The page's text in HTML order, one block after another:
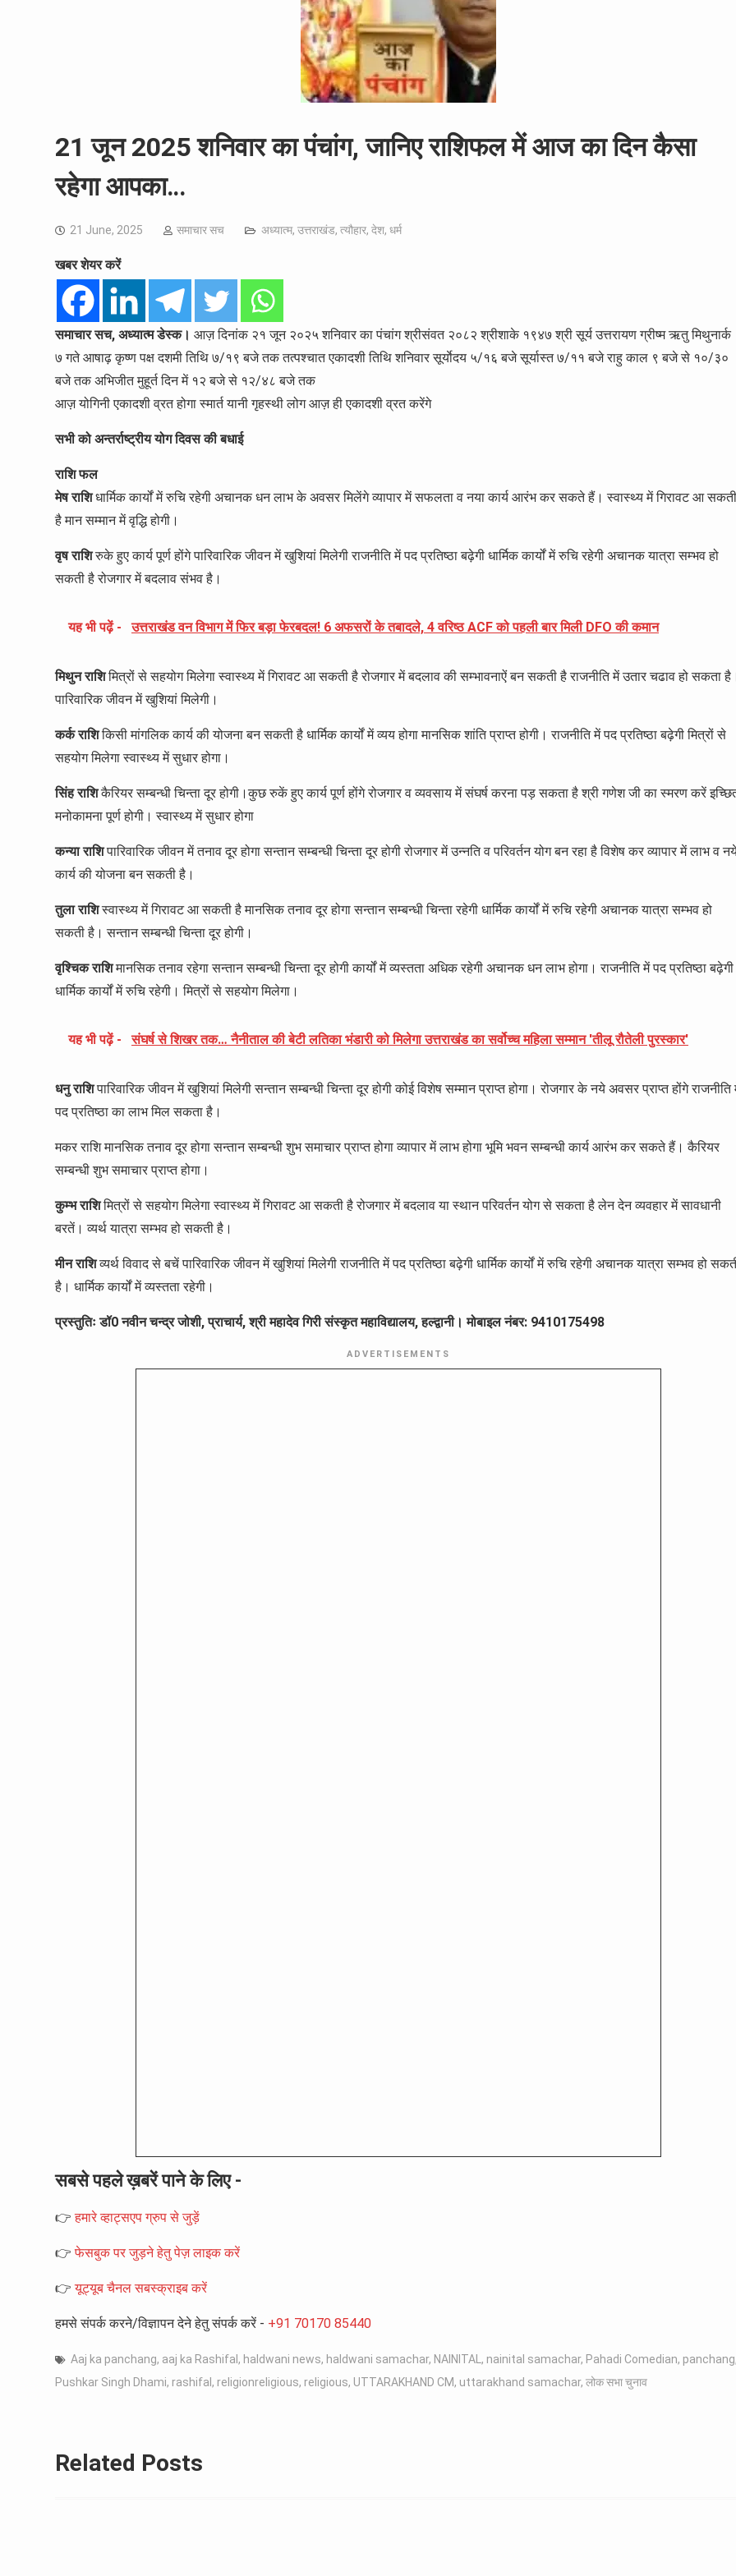
21 जून 2025 शनिवार का पंचांग, जानिए राशिफल में आज का दिन कैसा
रहेगा आपका…
21 June, 2025 समाचार सच अध्यात्म, उत्तराखंड, त्यौहार, देश, धर्म
खबर शेयर करें
समाचार सच, अध्यात्म डेस्क। आज़ दिनांक २१ जून २०२५ शनिवार का पंचांग श्रीसंवत २०८२ श्रीशाके १९४७ श्री सूर्य उत्तरायण ग्रीष्म ऋतु मिथुनार्क
७ गते आषाढ़ कृष्ण पक्ष दशमी तिथि ७/१९ बजे तक तत्पश्चात एकादशी तिथि शनिवार सूर्याेदय ५/१६ बजे सूर्यास्त ७/११ बजे राहु काल ९ बजे से १०/३०
बजे तक अभिजीत मुहूर्त दिन में १२ बजे से १२/४८ बजे तक
आज़ योगिनी एकादशी व्रत होगा स्मार्त यानी गृहस्थी लोग आज़ ही एकादशी व्रत करेंगे
सभी को अन्तर्राष्ट्रीय योग दिवस की बधाई
राशि फल
मेष राशिधार्मिक कार्यों में रुचि रहेगी अचानक धन लाभ के अवसर मिलेंगे व्यापार में सफलता व नया कार्य आरंभ कर सकते हैं। स्वास्थ्य में गिरावट आ सकती
है मान सम्मान में वृद्धि होगी।
वृष राशिरुके हुए कार्य पूर्ण होंगे पारिवारिक जीवन में खुशियां मिलेगी राजनीति में पद प्रतिष्ठा बढ़ेगी धार्मिक कार्यों में रुचि रहेगी अचानक यात्रा सम्भव हो
सकती है रोजगार में बदलाव संभव है।
यह भी पढ़ें - उत्तराखंड वन विभाग में फिर बड़ा फेरबदल! 6 अफसरों के तबादले, 4 वरिष्ठ ACF को पहली बार मिली DFO की कमान
मिथुन राशिमित्रों से सहयोग मिलेगा स्वास्थ्य में गिरावट आ सकती है रोजगार में बदलाव की सम्भावनाऐं बन सकती है राजनीति में उतार चढाव हो सकता
पारिवारिक जीवन में खुशियां मिलेगी।
कर्क राशिकिसी मांगलिक कार्य की योजना बन सकती है धार्मिक कार्यों में व्यय होगा मानसिक शांति प्राप्त होगी। राजनीति में पद प्रतिष्ठा बढ़ेगी मित्रों से
सहयोग मिलेगा स्वास्थ्य में सुधार होगा।
सिंह राशिकैरियर सम्बन्धी चिन्ता दूर होगी।कुछ रुकें हुए कार्य पूर्ण होंगे रोजगार व व्यवसाय में संघर्ष करना पड़ सकता है श्री गणेश जी का स्मरण करें
मनोकामना पूर्ण होगी। स्वास्थ्य में सुधार होगा
कन्या राशिपारिवारिक जीवन में तनाव दूर होगा सन्तान सम्बन्धी चिन्ता दूर होगी रोजगार में उन्नति व परिवर्तन योग बन रहा है विशेष कर व्यापार में लाभ व
कार्य की योजना बन सकती है।
तुला राशिस्वास्थ्य में गिरावट आ सकती है मानसिक तनाव दूर होगा सन्तान सम्बन्धी चिन्ता रहेगी धार्मिक कार्यों में रुचि रहेगी अचानक यात्रा सम्भव हो
सकती है। सन्तान सम्बन्धी चिन्ता दूर होगी।
वृश्चिक राशिमानसिक तनाव रहेगा सन्तान सम्बन्धी चिन्ता दूर होगी कार्यों में व्यस्तता अधिक रहेगी अचानक धन लाभ होगा। राजनीति में पद प्रतिष्ठा बढ़ेगी
धार्मिक कार्यों में रुचि रहेगी। मित्रों से सहयोग मिलेगा।
यह भी पढ़ें - संघर्ष से शिखर तक… नैनीताल की बेटी लतिका भंडारी को मिलेगा उत्तराखंड का सर्वोच्च महिला सम्मान 'तीलू रौतेली पुरस्कार'
धनु राशिपारिवारिक जीवन में खुशियां मिलेगी सन्तान सम्बन्धी चिन्ता दूर होगी कोई विशेष सम्मान प्राप्त होगा। रोजगार के नये अवसर प्राप्त होंगे राजनीति
पद प्रतिष्ठा का लाभ मिल सकता है।
मकर राशि मानसिक तनाव दूर होगा सन्तान सम्बन्धी शुभ समाचार प्राप्त होगा व्यापार में लाभ होगा भूमि भवन सम्बन्धी कार्य आरंभ कर सकते हैं। कैरियर
सम्बन्धी शुभ समाचार प्राप्त होगा।
कुम्भ राशिमित्रों से सहयोग मिलेगा स्वास्थ्य में गिरावट आ सकती है रोजगार में बदलाव या स्थान परिवर्तन योग से सकता है लेन देन व्यवहार में सावधानी
बरतें। व्यर्थ यात्रा सम्भव हो सकती है।
मीन राशिव्यर्थ विवाद से बचें पारिवारिक जीवन में खुशियां मिलेगी राजनीति में पद प्रतिष्ठा बढ़ेगी धार्मिक कार्यों में रुचि रहेगी अचानक यात्रा सम्भव हो
है। धार्मिक कार्यों में व्यस्तता रहेगी।
प्रस्तुतिः डॉ0 नवीन चन्द्र जोशी, प्राचार्य, श्री महादेव गिरी संस्कृत महाविद्यालय, हल्द्वानी। मोबाइल नंबर: 9410175498
ADVERTISEMENTS
सबसे पहले ख़बरें पाने के लिए -
👉हमारे व्हाट्सएप ग्रुप से जुड़ें
👉फेसबुक पर जुड़ने हेतु पेज़ लाइक करें
👉यूट्यूब चैनल सबस्क्राइब करें
हमसे संपर्क करने/विज्ञापन देने हेतु संपर्क करें - +91 70170 85440
Aaj ka panchang, aaj ka Rashifal , haldwani news, haldwani samachar, NAINITAL, nainital samachar, Pahadi Comedian, panchang
Pushkar Singh Dhami, rashifal , religionreligious, religious, UTTARAKHAND CM, uttarakhand samachar, लोक सभा चुनाव
Related Posts